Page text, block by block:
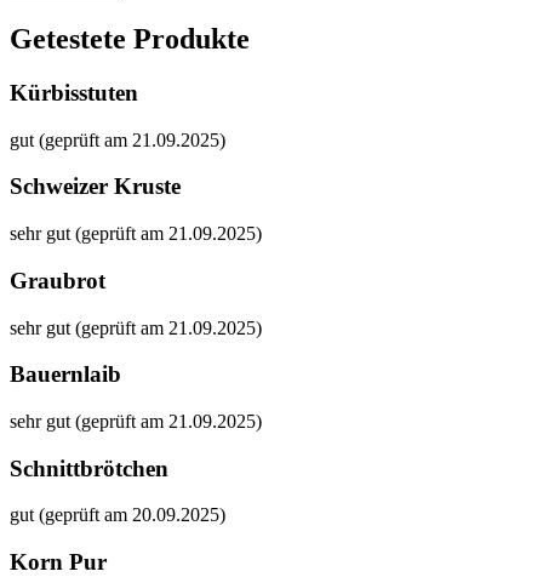
Getestete Produkte
Kürbisstuten
gut (geprüft am 21.09.2025)
Schweizer Kruste
sehr gut (geprüft am 21.09.2025)
Graubrot
sehr gut (geprüft am 21.09.2025)
Bauernlaib
sehr gut (geprüft am 21.09.2025)
Schnittbrötchen
gut (geprüft am 20.09.2025)
Korn Pur